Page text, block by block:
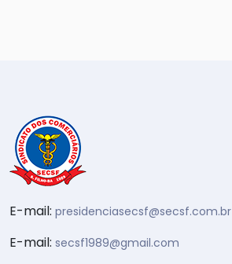
E-mail: presidenciasecsf@secsf.com.br
E-mail: secsf1989@gmail.com